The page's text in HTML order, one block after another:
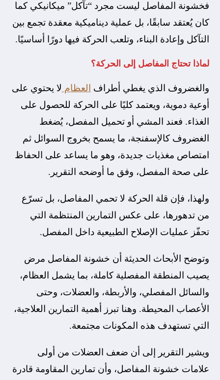
فخشونة المفاصل ليست مجرد “تآكل” ميكانيكي كما
كان يُعتقد سابقًا، بل عملية ديناميكية معقدة تجمع بين
التآكل وإعادة البناء، وتلعب الحركة فيها دورًا أساسيًا.
لماذا تحتاج المفاصل إلى الحركة؟
والغضروف الذي يغطي أطراف العظام لا يحتوي على
أوعية دموية، ويعتمد كليًا على الحركة للحصول على
الغذاء. فعند المشي أو تحميل المفصل، يُضغط
الغضروف كالإسفنجة، ما يسمح بخروج السوائل ثم
امتصاص مغذيات جديدة، وهو ما يساعد على الحفاظ
على صحة المفصل، وفق ما أوضحه التقرير.
ولهذا، فإن قلة الحركة لا تحمي المفاصل، بل تسرّع
من تدهورها، على عكس التمارين المنتظمة التي
تحفّز عمليات الإصلاح الطبيعية داخل المفصل.
وتوضح الأبحاث الحديثة أن خشونة المفاصل مرض
يصيب المنطقة المفصلية كاملة، بما يشمل العظام،
والسائل المفصلي، والأربطة، والعضلات، وحتى
الأعصاب المحيطة. وهنا تبرز أهمية التمارين العلاجية،
التي تستهدف هذه المكونات مجتمعة.
ويشير التقرير إلى أن ضعف العضلات من أولى
علامات خشونة المفاصل، وأن تمارين المقاومة قادرة